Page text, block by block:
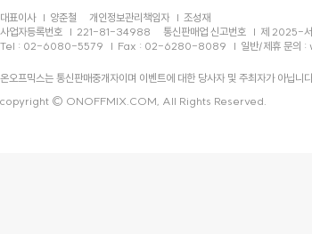
대표이사
양준철 개인정보관리책임자
조성재
사업자등록번호
221-81-34988 통신판매업 신고번호 제 2025-
Tel : 02-6080-5579
Fax : 02-6280-8089 일반/제휴 문의 :
온오프믹스는 통신판매중개자이며 이벤트에 대한 당사자 및 주최자가 아닙
copyright © ONOFFMIX.COM, All Rights Reserved.